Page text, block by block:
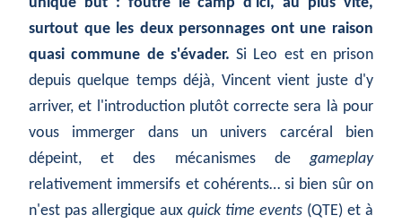
surtout que les deux personnages ont une raison
quasi commune de s'évader. Si Leo est en prison
depuis quelque temps déjà, Vincent vient juste d'y
arriver, et l'introduction plutôt correcte sera là pour
vous immerger dans un univers carcéral bien
dépeint, et des mécanismes degameplay
relativement immersifs et cohérents… si bien sûr on
n'est pas allergique aux quick time events (QTE) et à